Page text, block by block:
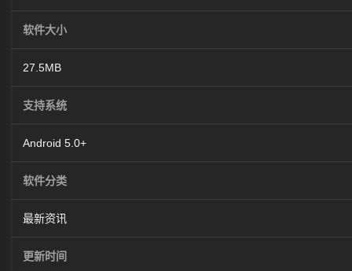
软件大小
27.5MB
支持系统
Android 5.0+
软件分类
最新资讯
更新时间